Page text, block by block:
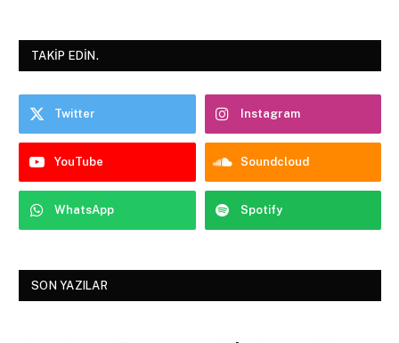
TAKIP EDIN.
Twitter Instagram
YouTube Soundcloud
WhatsApp Spotify
SON YAZILAR